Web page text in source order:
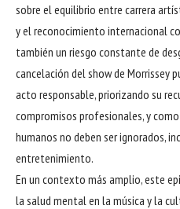
sobre el equilibrio entre carrera
y el reconocimiento internacional
también un riesgo constante de
cancelación del show de Morrissey
acto responsable, priorizando su
compromisos profesionales, y
humanos no deben ser ignorados,
entretenimiento.
En un contexto más amplio, este
la salud mental en la música y la